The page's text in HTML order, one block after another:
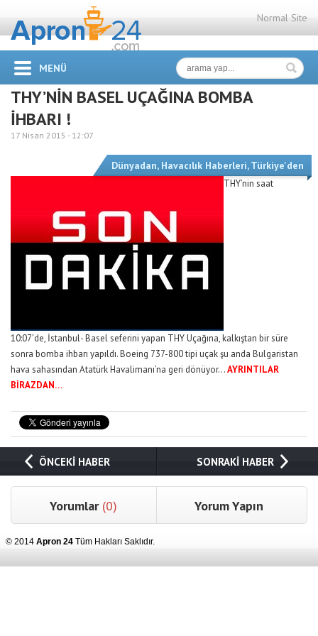
Normal Site
MENÜ
THY’NİN BASEL UÇAĞINA BOMBA
İHBARI !
17 Nisan 2015 - 12:07
Dünyadan, Havacılık Haberleri,Türkiye'den
THY’nin saat
10:07’de, İstanbul- Basel seferini yapan THY Uçağına, kalkıştan bir süre
sonra bomba ihbarı yapıldı. Boeing 737-800 tipi uçak şu anda Bulgaristan
hava sahasından Atatürk Havalimanı’na geri dönüyor…AYRINTILAR
BİRAZDAN…
ÖNCEKİ HABER SONRAKİ HABER
Yorumlar (0) Yorum Yapın
© 2014 Apron 24 Tüm Hakları Saklıdır.